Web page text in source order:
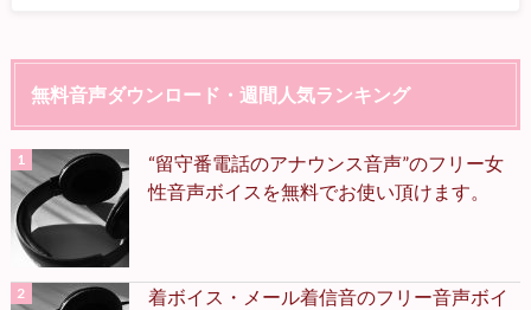
無料音声ダウンロード・週間人気ランキング
“留守番電話のアナウンス音声”のフリー女
性音声ボイスを無料でお使い頂けます。
着ボイス・メール着信音のフリー音声ボイ